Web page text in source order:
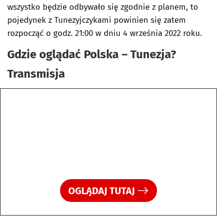
wszystko będzie odbywało się zgodnie z planem, to
pojedynek z Tunezyjczykami powinien się zatem
rozpocząć o godz. 21:00 w dniu 4 września 2022 roku.
Gdzie oglądać Polska – Tunezja?
Transmisja
OGLĄDAJ TUTAJ